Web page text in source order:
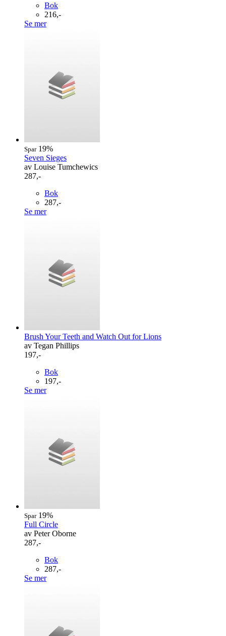
Bok
216,-
Se mer
Spar19%
Seven Sieges
av Louise Tumchewics
287,-
Bok
287,-
Se mer
Brush Your Teeth and Watch Out for Lions
av Tegan Phillips
197,-
Bok
197,-
Se mer
Spar19%
Full Circle
av Peter Oborne
287,-
Bok
287,-
Se mer